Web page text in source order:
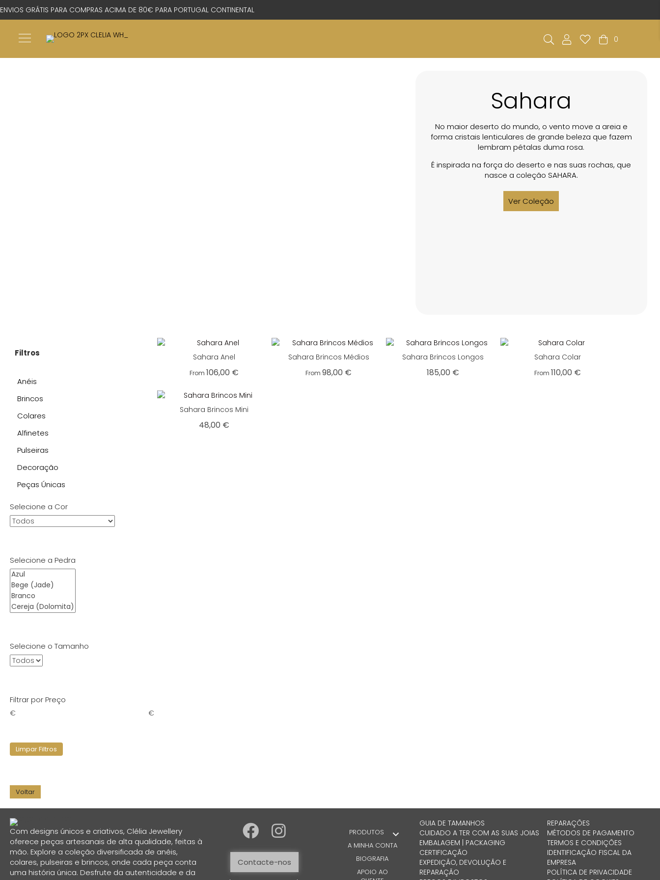
ENVIOS GRÁTIS PARA COMPRAS ACIMA DE 80€ PARA PORTUGAL CONTINENTAL
0
Sahara
No maior deserto do mundo, o vento move a areia e
forma cristais lenticulares de grande beleza que fazem
lembram pétalas duma rosa.
É inspirada na força do deserto e nas suas rochas, que
nasce a coleção SAHARA.
Ver Coleção
Filtros
Anéis
Brincos
Colares
Alfinetes
Pulseiras
Decoração
Peças Únicas
Selecione a Cor
Selecione a Pedra
Selecione o Tamanho
Filtrar por Preço
€ €
Limpar Filtros
Sahara Anel
From 106,00 €
Sahara Brincos Médios
From 98,00 €
Sahara Brincos Longos
185,00 €
Sahara Colar
From 110,00 €
Sahara Brincos Mini
48,00 €
Com designs únicos e criativos, Clélia Jewellery
oferece peças artesanais de alta qualidade, feitas à
mão. Explore a coleção diversificada de anéis,
colares, pulseiras e brincos, onde cada peça conta
uma história única. Desfrute da autenticidade e da
Contacte-nos
PRODUTOS
A MINHA CONTA
BIOGRAFIA
APOIO AO
GUIA DE TAMANHOS
CUIDADO A TER COM AS SUAS JOIAS
EMBALAGEM | PACKAGING
CERTIFICAÇÃO
EXPEDIÇÃO, DEVOLUÇÃO E
REPARAÇÃO
REPARAÇÕES
MÉTODOS DE PAGAMENTO
TERMOS E CONDIÇÕES
IDENTIFICAÇÃO FISCAL DA
EMPRESA
POLÍTICA DE PRIVACIDADE